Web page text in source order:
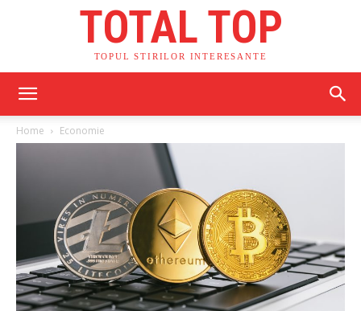
TOTAL TOP
TOPUL STIRILOR INTERESANTE
Home Economie